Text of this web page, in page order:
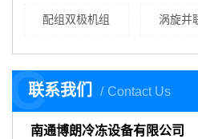
配组双极机组 涡旋并
联系我们 Contact Us
C
南通博朗冷冻设备有限公司